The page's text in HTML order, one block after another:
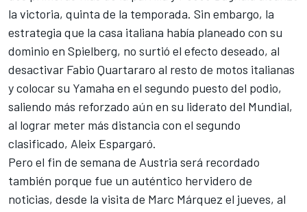
la victoria, quinta de la temporada. Sin embargo, la
estrategia que la casa italiana había planeado con su
dominio en Spielberg, no surtió el efecto deseado, al
desactivar Fabio Quartararo al resto de motos italianas
y colocar su Yamaha en el segundo puesto del podio,
saliendo más reforzado aún en su liderato del Mundial,
al lograr meter más distancia con el segundo
clasificado, Aleix Espargaró.
Pero el fin de semana de Austria será recordado
también porque fue un auténtico hervidero de
noticias, desde la visita de Marc Márquez el jueves, al